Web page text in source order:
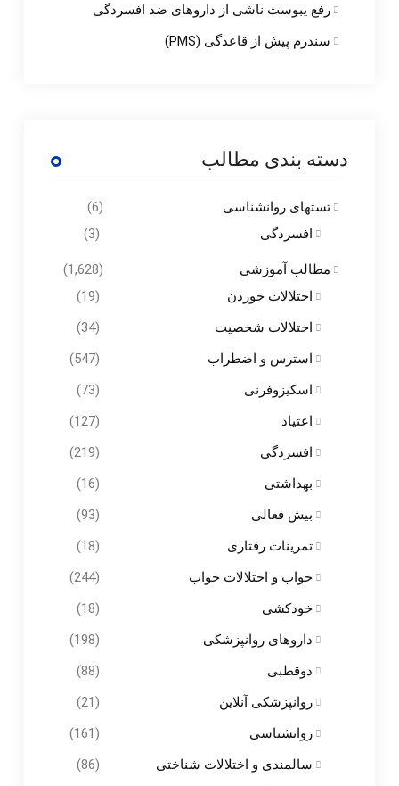
رفع یبوست ناشی از داروهای ضد افسردگی
سندرم پیش از قاعدگی (PMS)
دسته بندی مطالب
تستهای روانشناسی
(6)
افسردگی
(3)
مطالب آموزشی
(1,628)
اختلالات خوردن
(19)
اختلالات شخصیت
(34)
استرس و اضطراب
(547)
اسکیزوفرنی
(73)
اعتیاد
(127)
افسردگی
(219)
بهداشتی
(16)
بیش فعالی
(93)
تمرینات رفتاری
(18)
خواب و اختلالات خواب
(244)
خودکشی
(18)
داروهای روانپزشکی
(198)
دوقطبی
(88)
روانپزشکی آنلاین
(21)
روانشناسی
(161)
سالمندی و اختلالات شناختی
(86)